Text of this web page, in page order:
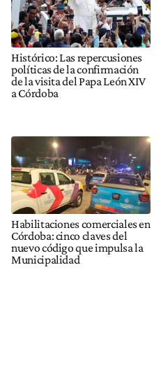
Histórico: Las repercusiones
políticas de la confirmación
de la visita del Papa León XIV
a Córdoba
Habilitaciones comerciales en
Córdoba: cinco claves del
nuevo código que impulsa la
Municipalidad